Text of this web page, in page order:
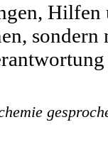
Hilfen
sondern